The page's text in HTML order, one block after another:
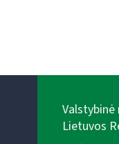
Lietuvos